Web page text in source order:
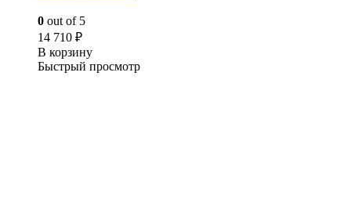
0 out of 5
14 710 ₽
В корзину
Быстрый просмотр